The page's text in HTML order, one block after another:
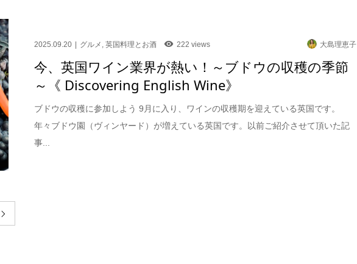
2025.09.20 グルメ ,英国料理とお酒 222 views 大島理恵子
今、英国ワイン業界が熱い！～ブドウの収穫の季節
～《 Discovering English Wine》
ブドウの収穫に参加しよう 9月に入り、ワインの収穫期を迎えている英国です。
年々ブドウ園（ヴィンヤード）が増えている英国です。以前ご紹介させて頂いた記
事...
